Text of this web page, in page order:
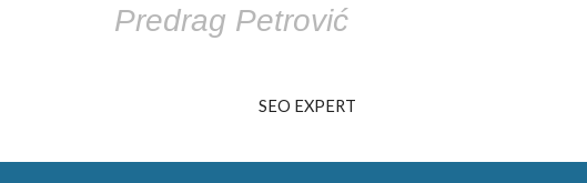
Predrag Petrović
SEO EXPERT